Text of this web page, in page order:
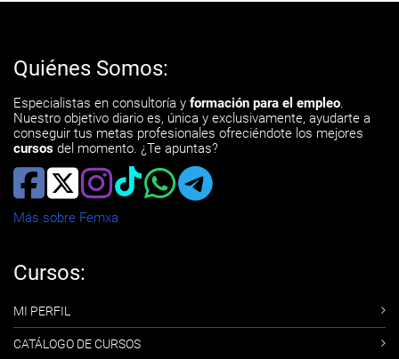
Quiénes Somos:
Especialistas en consultoría y formación para el empleo.
Nuestro objetivo diario es, única y exclusivamente, ayudarte a
conseguir tus metas profesionales ofreciéndote los mejores
cursos del momento. ¿Te apuntas?
Más sobre Femxa
Cursos:
MI PERFIL
CATÁLOGO DE CURSOS